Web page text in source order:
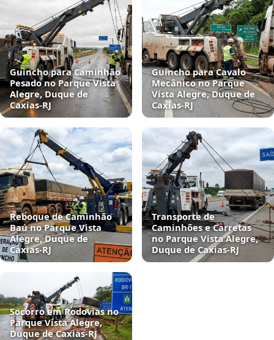
Guincho para Caminhão
Pesado no Parque Vista
Alegre, Duque de
Caxias‑RJ
Guincho para Cavalo
Mecânico no Parque
Vista Alegre, Duque de
Caxias‑RJ
Reboque de Caminhão
Baú no Parque Vista
Alegre, Duque de
Caxias‑RJ
Transporte de
Caminhões e Carretas
no Parque Vista Alegre,
Duque de Caxias‑RJ
Socorro em Rodovias no
Parque Vista Alegre,
Duque de Caxias‑RJ